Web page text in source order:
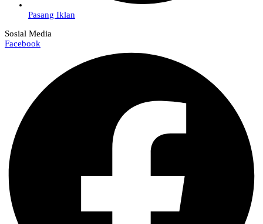
Pasang Iklan
Sosial Media
Facebook